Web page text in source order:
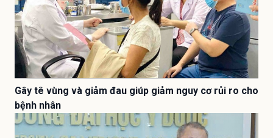
Gây tê vùng và giảm đau giúp giảm nguy cơ rủi ro cho
bệnh nhân